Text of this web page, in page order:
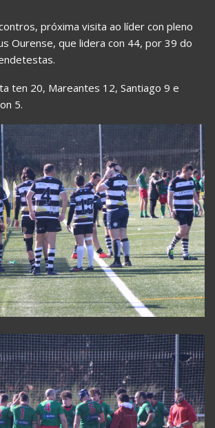
próxima visita ao líder con pleno
Ourense, que lidera con 44, por 39 do
ten 20, Mareantes 12, Santiago 9 e
5.